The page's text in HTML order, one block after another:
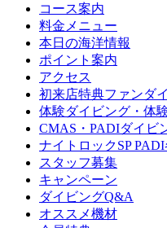
コース案内
料金メニュー
本日の海洋情報
ポイント案内
アクセス
初来店特典ファンダ
体験ダイビング・体
CMAS・PADIダイビ
ナイトロックSP PADI
スタッフ募集
キャンペーン
ダイビングQ&A
オススメ機材